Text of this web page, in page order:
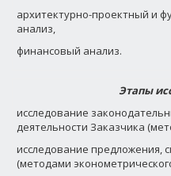
архитектурно-проектный и
анализ,
финансовый анализ.
Этапы
исследование
деятельности Заказчика
исследование предложения,
(методами